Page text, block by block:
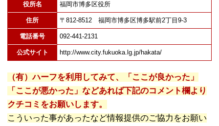
役所名 福岡市博多区役所
住所 〒812-8512 福岡市博多区博多駅前2丁目9-3
電話番号 092-441-2131
公式サイト http://www.city.fukuoka.lg.jp/hakata/
（有）ハーフを利用してみて、「ここが良かった」
「ここが悪かった」などあれば下記のコメント欄より
クチコミをお願いします。
こういった事があったなど情報提供のご協力をお願い